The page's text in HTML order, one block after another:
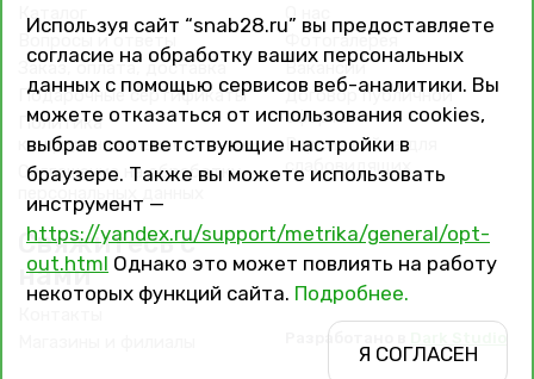
Каталог
Вопросы и ответы
Заказ, оплата, доставка
Подарочные сертификаты
Политика
конфиденциальности
Соглашение на обработку
О нас
Фотогалерея
Вакансии
Договор публичной
оферты
Версия сайта для
слабовидящих
Свяжитесь с
нами
Используя сайт “snab28.ru” вы предоставляете
согласие на обработку ваших персональных
данных с помощью сервисов веб-аналитики. Вы
можете отказаться от использования cookies,
выбрав соответствующие настройки в
браузере. Также вы можете использовать
инструмент —
https://yandex.ru/support/metrika/general/opt-
out.html Однако это может повлиять на работу
некоторых функций сайта. Подробнее.
Я СОГЛАСЕН